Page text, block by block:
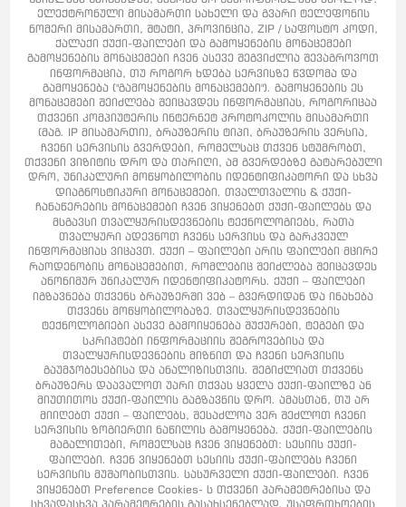
ელექტრონული მისამართი სახელი და გვარი ტელეფონის
ნომერი მისამართი, შტატი, პროვინცია, ZIP / საფოსტო კოდი,
ქალაქი ქუქი-ფაილები და გამოყენების მონაცემები
გამოყენების მონაცემები ჩვენ ასევე შეგვიძლია შევაგროვოთ
ინფორმაცია, თუ როგორ ხდება სერვისზე წვდომა და
გამოყენება ("გამოყენების მონაცემები"). გამოყენების ეს
მონაცემები შეიძლება შეიცავდეს ინფორმაციას, როგორიცაა
თქვენი კომპიუტერის ინტერნეტ პროტოკოლის მისამართი
(მაგ. IP მისამართი), ბრაუზერის ტიპი, ბრაუზერის ვერსია,
ჩვენი სერვისის გვერდები, რომელსაც თქვენ სტუმრობთ,
თქვენი ვიზიტის დრო და თარიღი, ამ გვერდებზე გატარებული
დრო, უნიკალური მოწყობილობის იდენტიფიკატორი და სხვა
დიაგნოსტიკური მონაცემები. თვალთვალის & ქუქი-
ჩანაწერების მონაცემები ჩვენ ვიყენებთ ქუქი-ფაილებს და
მსგავსი თვალყურისდევნების ტექნოლოგიებს, რათა
თვალყური ადევნოთ ჩვენს სერვისს და გარკვეულ
ინფორმაციას ვიცავთ. ქუქი – ფაილები არის ფაილები მცირე
რაოდენობის მონაცემებით, რომლებიც შეიძლება შეიცავდეს
ანონიმურ უნიკალურ იდენტიფიკატორს. ქუქი – ფაილები
იგზავნება თქვენს ბრაუზერში ვებ – გვერდიდან და ინახება
თქვენს მოწყობილობაზე. თვალყურისდევნების
ტექნოლოგიები ასევე გამოიყენება შუქურები, ტეგები და
სკრიპტები ინფორმაციის შეგროვებისა და
თვალყურისდევნების მიზნით და ჩვენი სერვისის
გაუმჯობესებისა და ანალიზისთვის. შეგიძლიათ თქვენს
ბრაუზერს დაავალოთ უარი თქვას ყველა ქუქი-ფაილზე ან
მიუთითოს ქუქი-ფაილის გაგზავნის დრო. ამასთან, თუ არ
მიიღებთ ქუქი – ფაილებს, შესაძლოა ვერ შეძლოთ ჩვენი
სერვისის ზოგიერთი ნაწილის გამოყენება. ქუქი-ფაილების
მაგალითები, რომელსაც ჩვენ ვიყენებთ: სესიის ქუქი-
ფაილები. ჩვენ ვიყენებთ სესიის ქუქი-ფაილებს ჩვენი
სერვისის მუშაობისთვის. სასურველი ქუქი-ფაილები. ჩვენ
ვიყენებთ Preference Cookies- ს თქვენი პარამეტრებისა და
სხვადასხვა პარამეტრების გასახსენებლად. უსაფრთხოების